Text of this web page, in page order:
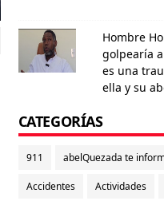
Hombre
golpearía
es una
ella y su
CATEGORÍAS
911 abelQuezada te
Accidentes Actividades